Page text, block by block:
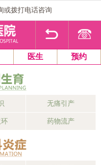
或拨打电话咨询
4
医生 预约
无痛引产
药物流产